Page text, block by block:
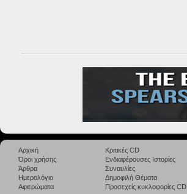
Αρχική
Όροι χρήσης
Άρθρα
Ημερολόγιο
Αφιερώματα
Κριτικές CD
Ενδιαφέρουσες Ιστορίες
Συναυλίες
Δημοφιλή Θέματα
Προσεχείς κυκλοφορίες CD